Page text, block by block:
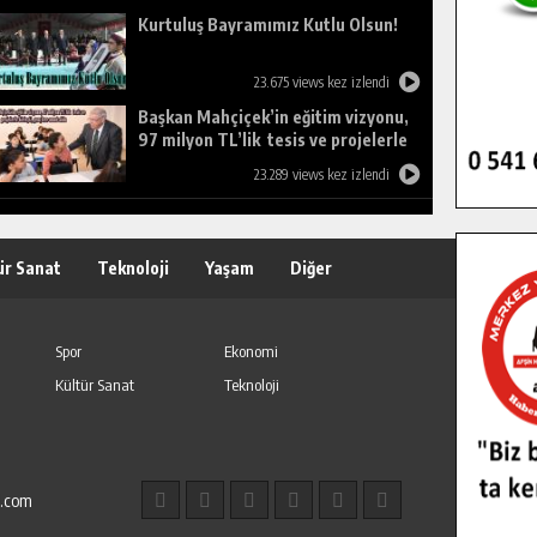
Kurtuluş Bayramımız Kutlu Olsun!
23.675 views kez izlendi
Başkan Mahçiçek’in eğitim vizyonu,
97 milyon TL’lik tesis ve projelerle
23.289 views kez izlendi
Sanat Teknoloji Yaşam Diğer
Spor
Ekonomi
Kültür Sanat
Teknoloji